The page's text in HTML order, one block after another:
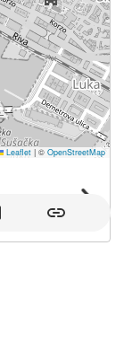
Leaflet |© OpenStreetMap